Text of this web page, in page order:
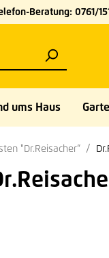
Beratung: 0761/
ums Haus
"Dr.Reisacher“